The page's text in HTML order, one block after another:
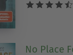
No Place